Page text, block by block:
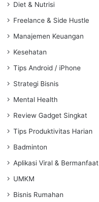
Diet & Nutrisi
Freelance & Side Hustle
Manajemen Keuangan
Kesehatan
Tips Android / iPhone
Strategi Bisnis
Mental Health
Review Gadget Singkat
Tips Produktivitas Harian
Badminton
Aplikasi Viral & Bermanfaat
UMKM
Bisnis Rumahan